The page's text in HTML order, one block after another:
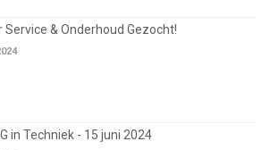
Service & Onderhoud Gezocht!
in Techniek - 15 juni 2024